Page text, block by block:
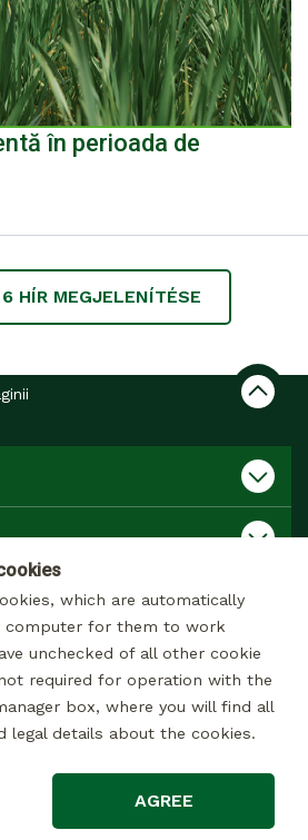
which are automatically
computer for them to work
unchecked of all other cookie
required for operation with the
box, where you will find all
legal details about the cookies.
AGREE
în perioada de
6HÍR MEGJELENÍTÉSE
drepturile rezervate
Mențiuni legale